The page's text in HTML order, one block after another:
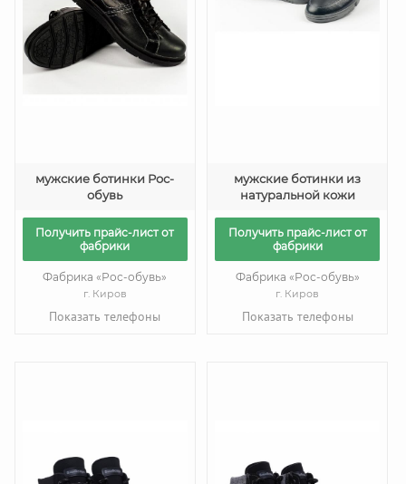
мужские ботинки Рос-
обувь
Получить прайс-лист от
фабрики
Фабрика «Рос-обувь»
г. Киров
Показать телефоны
мужские ботинки из
натуральной кожи
Получить прайс-лист от
фабрики
Фабрика «Рос-обувь»
г. Киров
Показать телефоны